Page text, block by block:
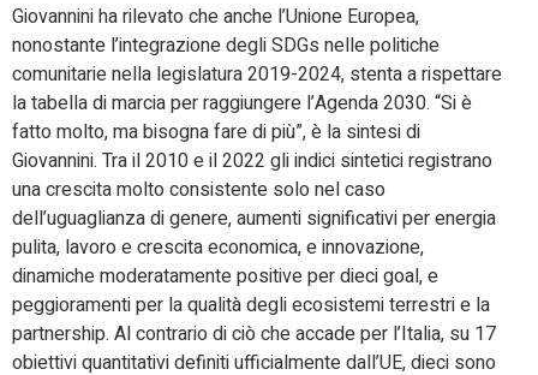
Giovannini ha rilevato che anche l’Unione Europea,
nonostante l’integrazione degli SDGs nelle politiche
comunitarie nella legislatura 2019-2024, stenta a rispettare
la tabella di marcia per raggiungere l’Agenda 2030. “Si è
fatto molto, ma bisogna fare di più”, è la sintesi di
Giovannini. Tra il 2010 e il 2022 gli indici sintetici registrano
una crescita molto consistente solo nel caso
dell’uguaglianza di genere, aumenti significativi per energia
pulita, lavoro e crescita economica, e innovazione,
dinamiche moderatamente positive per dieci goal, e
peggioramenti per la qualità degli ecosistemi terrestri e la
partnership. Al contrario di ciò che accade per l’Italia, su 17
obiettivi quantitativi definiti ufficialmente dall’UE, dieci sono